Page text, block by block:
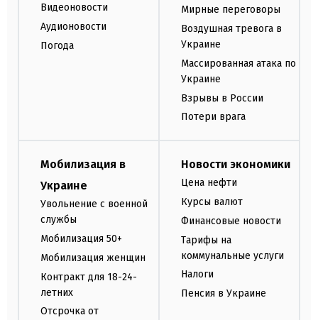
Видеоновости
Аудионовости
Погода
Мирные переговоры
Воздушная тревога в
Украине
Массированная атака по
Украине
Взрывы в России
Потери врага
Мобилизация в
Украине
Увольнение с военной
службы
Мобилизация 50+
Мобилизация женщин
Контракт для 18-24-
летних
Отсрочка от
Новости экономики
Цена нефти
Курсы валют
Финансовые новости
Тарифы на
коммунальные услуги
Налоги
Пенсия в Украине